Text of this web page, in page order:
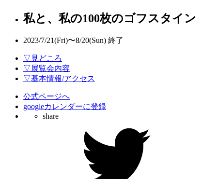
私と、私の100枚のゴフスタイン
2023/7/21(Fri)〜8/20(Sun) 終了
▽見どころ
▽展覧会内容
▽基本情報/アクセス
公式ページへ
googleカレンダーに登録
share